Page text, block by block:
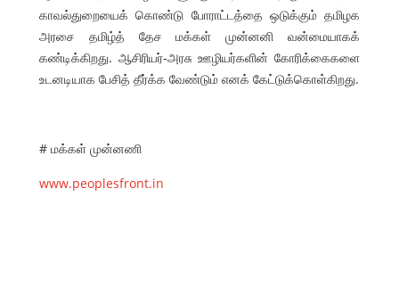
காவல்துறையைக் கொண்டு போராட்டத்தை ஒடுக்கும் தமிழக
அரசை தமிழ்த் தேச மக்கள் முன்னனி வன்மையாகக்
கண்டிக்கிறது. ஆசிரியர்-அரசு ஊழியர்களின் கோரிக்கைகளை
உடனடியாக பேசித் தீர்க்க வேண்டும் எனக் கேட்டுக்கொள்கிறது.
# மக்கள் முன்னணி
www.peoplesfront.in